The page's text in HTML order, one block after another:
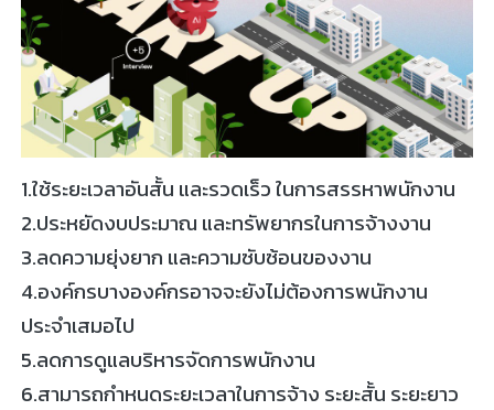
1.ใช้ระยะเวลาอันสั้น และรวดเร็ว ในการสรรหาพนักงาน
2.ประหยัดงบประมาณ และทรัพยากรในการจ้างงาน
3.ลดความยุ่งยาก และความซับซ้อนของงาน
4.องค์กรบางองค์กรอาจจะยังไม่ต้องการพนักงาน
ประจำเสมอไป
5.ลดการดูแลบริหารจัดการพนักงาน
6.สามารถกำหนดระยะเวลาในการจ้าง ระยะสั้น ระยะยาว